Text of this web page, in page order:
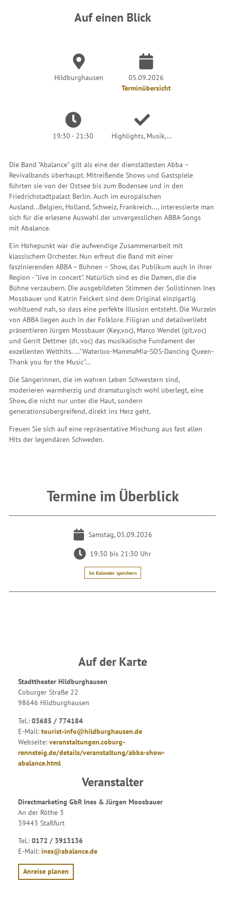
Auf einen Blick
Hildburghausen
05.09.2026
Terminübersicht
19:30 - 21:30 Highlights, Musik,…
Die Band "Abalance" gilt als eine der dienstältesten Abba –
Revivalbands überhaupt. Mitreißende Shows und Gastspiele
führten sie von der Ostsee bis zum Bodensee und in den
Friedrichstadtpalast Berlin. Auch im europäischen
Ausland...Belgien, Holland, Schweiz, Frankreich..., interessierte man
sich für die erlesene Auswahl der unvergesslichen ABBA-Songs
mit Abalance.
Ein Höhepunkt war die aufwendige Zusammenarbeit mit
klassischem Orchester. Nun erfreut die Band mit einer
faszinierenden ABBA – Bühnen – Show, das Publikum auch in ihrer
Region - "live in concert". Natürlich sind es die Damen, die die
Bühne verzaubern. Die ausgebildeten Stimmen der Solistinnen Ines
Mossbauer und Katrin Feickert sind dem Original einzigartig
wohltuend nah, so dass eine perfekte Illusion entsteht. Die Wurzeln
von ABBA liegen auch in der Folklore. Filigran und detailverliebt
präsentieren Jürgen Mossbauer (Key,voc), Marco Wendel (git,voc)
und Gerrit Dettmer (dr, voc) das musikalische Fundament der
exzellenten Welthits. ..."Waterloo-MammaMia-SOS-Dancing Queen-
Thank you for the Music"...
Die Sängerinnen, die im wahren Leben Schwestern sind,
moderieren warmherzig und dramaturgisch wohl überlegt, eine
Show, die nicht nur unter die Haut, sondern
generationsübergreifend, direkt ins Herz geht.
Freuen Sie sich auf eine repräsentative Mischung aus fast allen
Hits der legendären Schweden.
Termine im Überblick
Samstag, 05.09.2026
19:30 bis 21:30 Uhr
Im Kalender speichern
Auf der Karte
Stadttheater Hildburghausen
Coburger Straße 22
98646 Hildburghausen
Tel.: 03685 / 774184
E-Mail: tourist-info@hildburghausen.de
Webseite: veranstaltungen.coburg-
rennsteig.de/details/veranstaltung/abba-show-
abalance.html
Veranstalter
Directmarketing GbR Ines & Jürgen Moosbauer
An der Röthe 3
39443 Staßfurt
Tel.: 0172 / 3913136
E-Mail: ines@abalance.de
Anreise planen